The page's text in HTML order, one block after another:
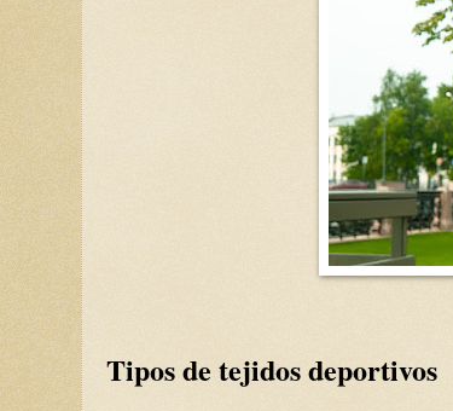
Tipos de tejidos deportivos